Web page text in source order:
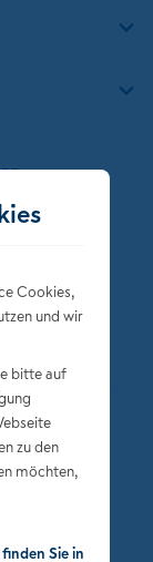
Cookies,
und wir
bitte auf
zu den
möchten,
Sie in